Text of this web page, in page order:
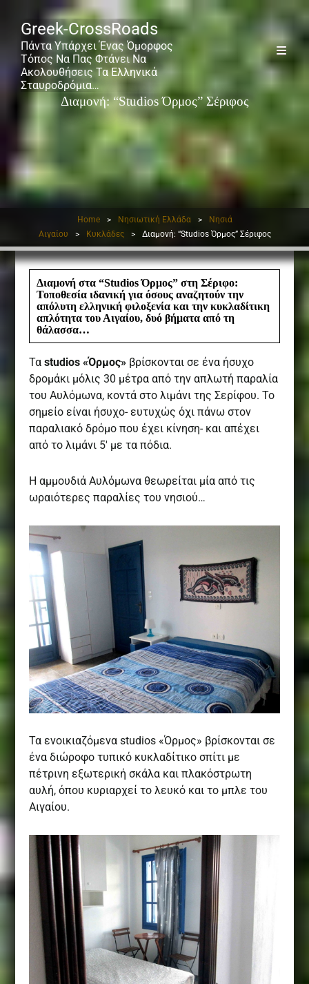
Greek-CrossRoads
Πάντα Υπάρχει Ένας Όμορφος
Τόπος Να Πας Φτάνει Να
Ακολουθήσεις Τα Ελληνικά
Σταυροδρόμια…
Διαμονή: “Studios Όρμος” Σέριφος
Home > Νησιωτική Ελλάδα >
Νησιά
Αιγαίου
> Κυκλάδες > Διαμονή: “Studios Όρμος” Σέριφος
Διαμονή στα “Studios Όρμος” στη Σέριφο:
Τοποθεσία ιδανική για όσους αναζητούν την
απόλυτη ελληνική φιλοξενία και την κυκλαδίτικη
απλότητα του Αιγαίου, δυό βήματα από τη
θάλασσα…
Ταstudios «Όρμος» βρίσκονται σε ένα ήσυχο
δρομάκι μόλις 30 μέτρα από την απλωτή παραλία
του Αυλόμωνα, κοντά στο λιμάνι της Σερίφου. Το
σημείο είναι ήσυχο- ευτυχώς όχι πάνω στον
παραλιακό δρόμο που έχει κίνηση- και απέχει
από το λιμάνι 5′ με τα πόδια.
Η αμμουδιά Αυλόμωνα θεωρείται μία από τις
ωραιότερες παραλίες του νησιού…
Τα ενοικιαζόμενα studios «Όρμος» βρίσκονται σε
ένα διώροφο τυπικό κυκλαδίτικο σπίτι με
πέτρινη εξωτερική σκάλα και πλακόστρωτη
αυλή, όπου κυριαρχεί το λευκό και το μπλε του
Αιγαίου.